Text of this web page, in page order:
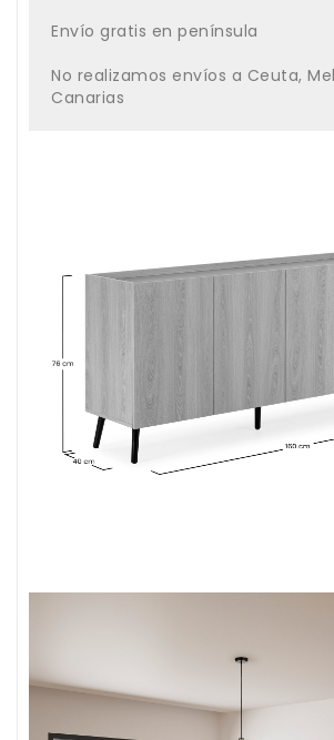
Envío gratis en península
No realizamos envíos a Ceuta,
Canarias